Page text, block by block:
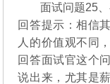
面试问题25
回答提示：相信
人的价值观不同
回答面试官这个
说出来，尤其是